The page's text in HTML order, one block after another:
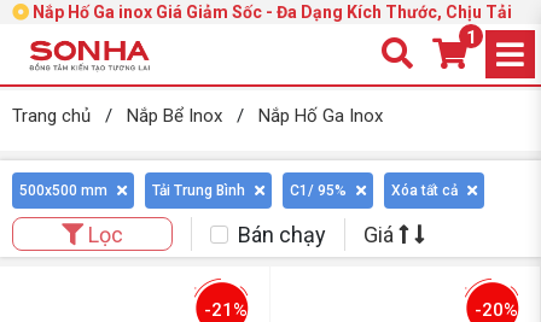
Nắp Hố Ga inox Giá Giảm Sốc - Đa Dạng Kích Thước, Chịu Tải
1
Trang chủ / Nắp Bể Inox / Nắp Hố Ga Inox
500x500 mm Tải Trung Bình C1/ 95% Xóa tất cả
Lọc Bán chạy Giá
-21% -20%